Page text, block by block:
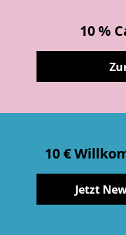
10 %
10 €
Jetzt